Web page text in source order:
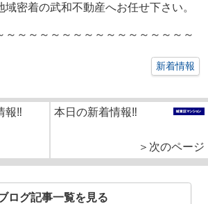
密着の武和不動産へお任せ下さい。
～～～～～～～～～～～～～～～～～
新着情報
報‼ 本日の新着情報‼
＞次のページ
ログ記事一覧を見る